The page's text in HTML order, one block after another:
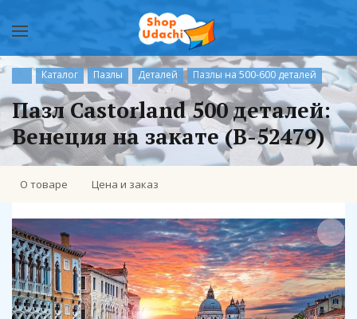
Каталог Пазлы Деталей Пазлы на 500-600 деталей
Пазл Castorland 500 деталей:
Венеция на закате (B-52479)
О товаре Цена и заказ